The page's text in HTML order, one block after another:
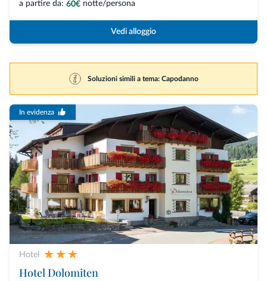
a partire da: 60€ notte/persona
Vedi alloggio
Soluzioni simili a tema: Capodanno
In evidenza
Hotel
Hotel Dolomiten